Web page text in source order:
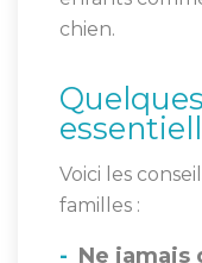
chien.
Voici les
familles :
Ne jamais